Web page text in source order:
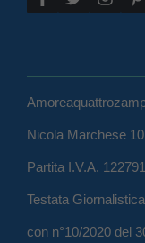
Nicola Marchese
Partita I.V.A.
Testata
con n°10/2020 del